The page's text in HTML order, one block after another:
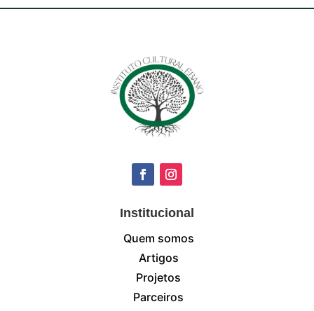
Institucional
Quem somos
Artigos
Projetos
Parceiros